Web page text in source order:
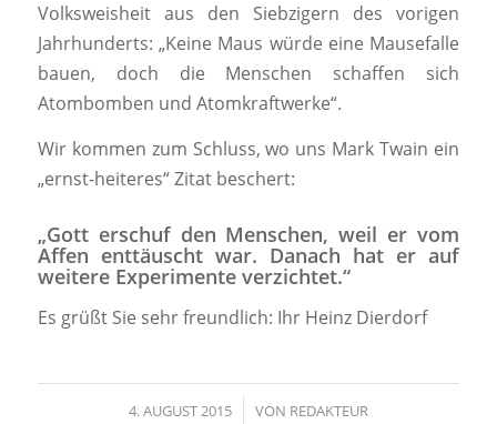
Volksweisheit aus den Siebzigern des vorigen
Jahrhunderts: „Keine Maus würde eine Mausefalle
bauen, doch die Menschen schaffen sich
Atombomben und Atomkraftwerke“.
Wir kommen zum Schluss, wo uns Mark Twain ein
„ernst-heiteres“ Zitat beschert:
„Gott erschuf den Menschen, weil er vom
Affen enttäuscht war. Danach hat er auf
weitere Experimente verzichtet.“
Es grüßt Sie sehr freundlich: Ihr Heinz Dierdorf
4. AUGUST 2015
/ VON REDAKTEUR